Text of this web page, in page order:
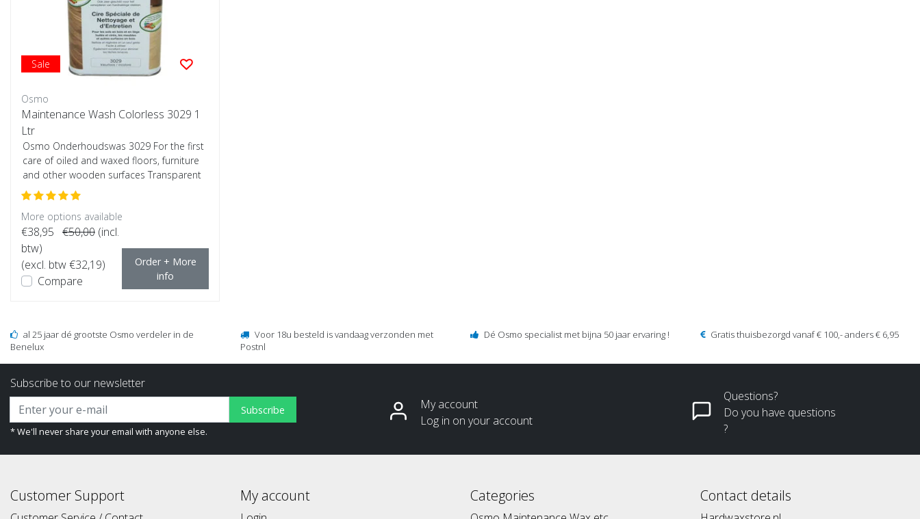
Sale
Osmo
Maintenance Wash Colorless 3029 1
Ltr
Osmo Onderhoudswas 3029 For the first
care of oiled and waxed floors, furniture
and other wooden surfaces Transparent
30...
More options available
€38,95 €50,00 (incl.
btw)
(excl. btw €32,19)
Compare
Order + More
info
al 25 jaar dé grootste Osmo verdeler in de
Benelux
Voor 18u besteld is vandaag verzonden met
Postnl
Dé Osmo specialist met bijna 50 jaar ervaring ! Gratis thuisbezorgd vanaf € 100,- anders € 6,95
Subscribe to our newsletter
Subscribe
* We'll never share your email with anyone else.
My account
Log in on your account
Questions?
Do you have questions
?
Customer Support My account Categories Contact details